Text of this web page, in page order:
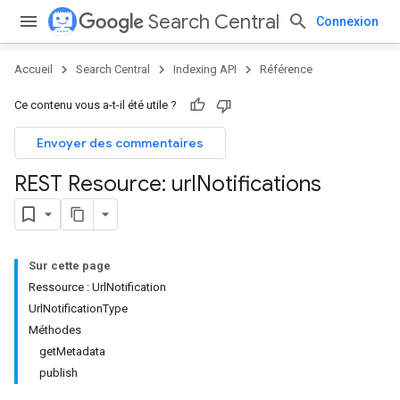
Search Central Connexion
Accueil Search Central Indexing API Référence
Ce contenu vous a-t-il été utile ?
Envoyer des commentaires
REST Resource: urlNotifications
Sur cette page
Ressource : UrlNotification
UrlNotificationType
Méthodes
getMetadata
publish